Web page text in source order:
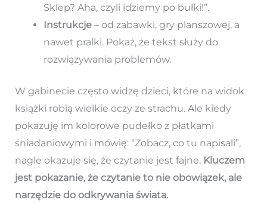
Sklep? Aha, czyli idziemy po bułki!”.
Instrukcje– od zabawki, gry planszowej, a
nawet pralki. Pokaż, że tekst służy do
rozwiązywania problemów.
W gabinecie często widzę dzieci, które na widok
książki robią wielkie oczy ze strachu. Ale kiedy
pokazuję im kolorowe pudełko z płatkami
śniadaniowymi i mówię: “Zobacz, co tu napisali”,
nagle okazuje się, że czytanie jest fajne. Kluczem
jest pokazanie, że czytanie to nie obowiązek, ale
narzędzie do odkrywania świata.